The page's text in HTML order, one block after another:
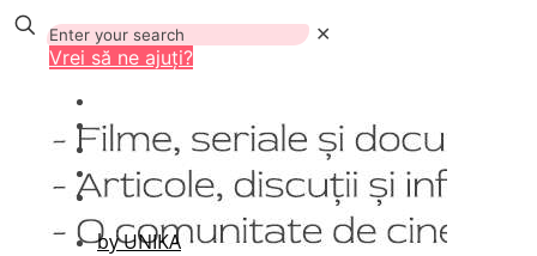
✕
Vrei să ne ajuți?
by UNIKA